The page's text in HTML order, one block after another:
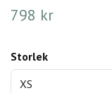
798 kr
Storlek
XS